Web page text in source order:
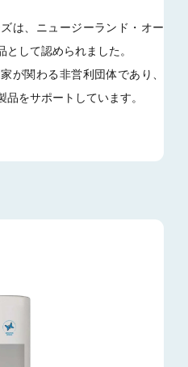
は、ニュージーランド・オー
して認められました。
が関わる非営利団体であり、
をサポートしています。